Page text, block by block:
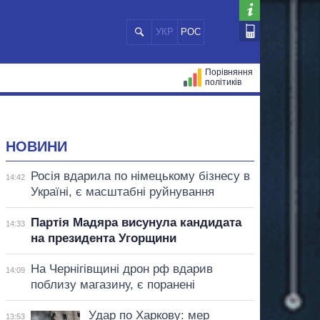
УКР РОС
Порівняння
політиків
НОВИНИ
14:42
Росія вдарила по німецькому бізнесу в
Україні, є масштабні руйнування
14:33
Партія Мадяра висунула кандидата
на президента Угорщини
14:09
На Чернігівщині дрон рф вдарив
поблизу магазину, є поранені
13:53
Удар по Харкову: мер